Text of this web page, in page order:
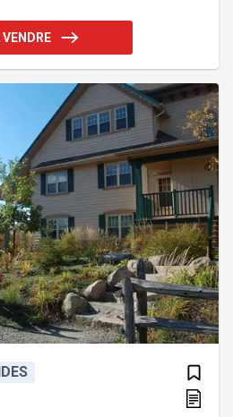
et la cuisine est très
garde-manger walk in. Dans
vous accueille. L'espace